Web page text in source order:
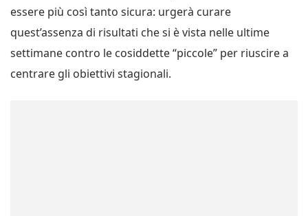
essere più così tanto sicura: urgerà curare
quest’assenza di risultati che si è vista nelle ultime
settimane contro le cosiddette “piccole” per riuscire a
centrare gli obiettivi stagionali.